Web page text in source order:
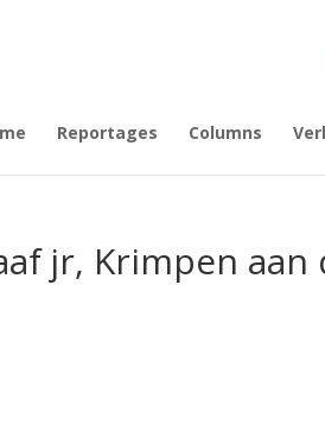
Reportages Columns
jr, Krimpen